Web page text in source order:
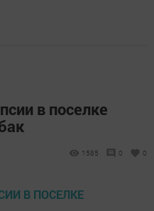
в поселке
1585 0 0